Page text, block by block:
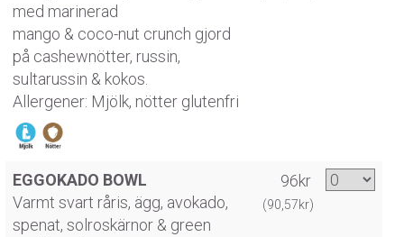
med marinerad
mango & coco-nut crunch gjord
på cashewnötter, russin,
sultarussin & kokos.
Allergener: Mjölk, nötter glutenfri
EGGOKADO BOWL
Varmt svart råris, ägg, avokado,
spenat, solroskärnor & green
96kr
(90,57kr)